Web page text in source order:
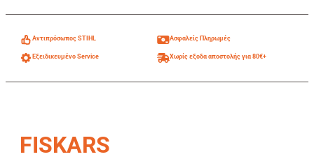
Aντιπρόσωπος STIHL Ασφαλείς Πληρωμές
Εξειδικευμένο Service Χωρίς εξοδα αποστολής για 80€+
FISKARS